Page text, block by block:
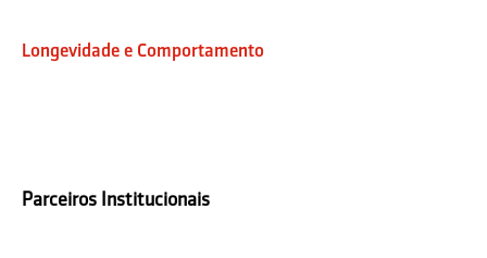
Longevidade e Comportamento
Parceiros Institucionais